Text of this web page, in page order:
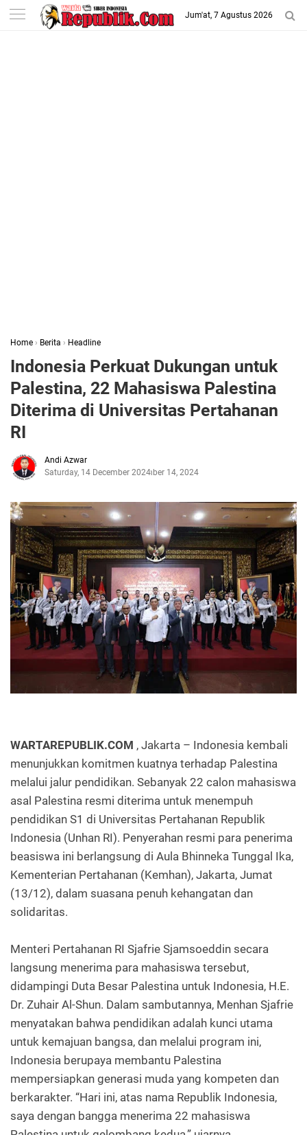
-->
Jum'at, 7 Agustus 2026
Home › Berita › Headline
Indonesia Perkuat Dukungan untuk
Palestina, 22 Mahasiswa Palestina
Diterima di Universitas Pertahanan
RI
Andi Azwar
Saturday, 14 December 2024December 14, 2024
WARTAREPUBLIK.COM , Jakarta – Indonesia kembali
menunjukkan komitmen kuatnya terhadap Palestina
melalui jalur pendidikan. Sebanyak 22 calon mahasiswa
asal Palestina resmi diterima untuk menempuh
pendidikan S1 di Universitas Pertahanan Republik
Indonesia (Unhan RI). Penyerahan resmi para penerima
beasiswa ini berlangsung di Aula Bhinneka Tunggal Ika,
Kementerian Pertahanan (Kemhan), Jakarta, Jumat
(13/12), dalam suasana penuh kehangatan dan
solidaritas.
Menteri Pertahanan RI Sjafrie Sjamsoeddin secara
langsung menerima para mahasiswa tersebut,
didampingi Duta Besar Palestina untuk Indonesia, H.E.
Dr. Zuhair Al-Shun. Dalam sambutannya, Menhan Sjafrie
menyatakan bahwa pendidikan adalah kunci utama
untuk kemajuan bangsa, dan melalui program ini,
Indonesia berupaya membantu Palestina
mempersiapkan generasi muda yang kompeten dan
berkarakter. “Hari ini, atas nama Republik Indonesia,
saya dengan bangga menerima 22 mahasiswa